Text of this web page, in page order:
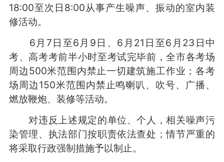
18:00至次日8:00从事产生噪声、振动的室内装
修活动。
6月7日至6月9日、6月21日至6月23日中
考、高考考前半小时至考试完毕前，全市各考场
周边500米范围内禁止一切建筑施工作业；各考
场周边150米范围内禁止鸣喇叭、吹号、广播、
燃放鞭炮、装修等活动。
对违反上述规定的单位、个人，相关噪声污
染管理、执法部门按职责依法查处；情节严重的
将采取行政强制措施予以制止。